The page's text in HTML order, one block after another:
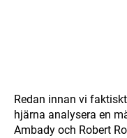
Redan innan vi
hjärna analysera en
Ambady och Robert